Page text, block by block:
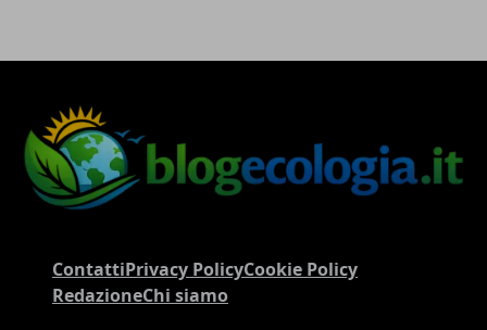
ContattiPrivacy PolicyCookie Policy
RedazioneChi siamo